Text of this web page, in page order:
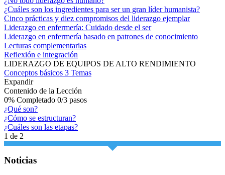
¿Cuáles son los ingredientes para ser un gran líder humanista?
Cinco prácticas y diez compromisos del liderazgo ejemplar
Liderazgo en enfermería: Cuidado desde el ser
Liderazgo en enfermería basado en patrones de conocimiento
Lecturas complementarias
Reflexión e integración
LIDERAZGO DE EQUIPOS DE ALTO RENDIMIENTO
Conceptos básicos 3 Temas
Expandir
Contenido de la Lección
0% Completado 0/3 pasos
¿Qué son?
¿Cómo se estructuran?
¿Cuáles son las etapas?
1 de 2
Noticias